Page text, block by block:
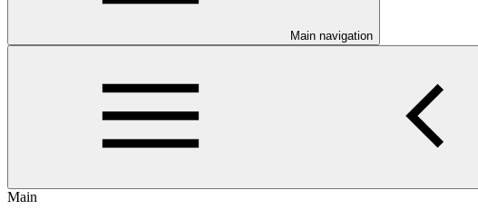
Main navigation
Main